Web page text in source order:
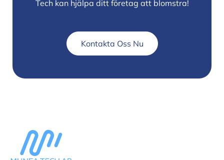
Tech kan hjälpa ditt företag att blomstra!
Kontakta Oss Nu